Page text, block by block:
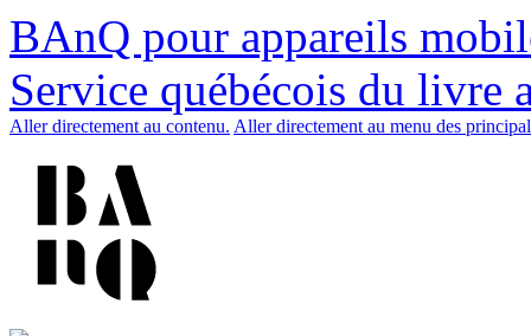
BAnQ pour appareils
Service québécois du livre
Aller directement au contenu. Aller directement au menu des